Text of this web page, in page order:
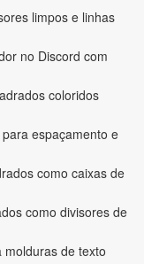
limpos e linhas
no Discord com
coloridos
espaçamento e
como caixas de
como divisores de
de texto